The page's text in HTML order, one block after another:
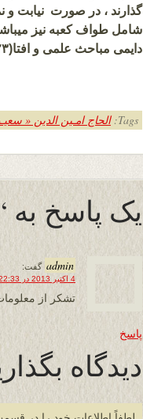
گذارند ، در صورت نیابت و
شامل طواف کعبه نیز
دایمی مباحث علمی و افتا(۱۱/۲۳)
Tags: الحاج امـین الدین «
یک پاسخ به
admin گفت:
4 اکتبر 2013 در 22:33
تشکر از
پاسخ
دیدگاه